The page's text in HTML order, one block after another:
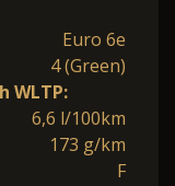
Euro 6e
4 (Green)
WLTP:
6,6 l/100km
173 g/km
F